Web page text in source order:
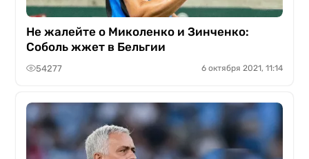
Не жалейте о Миколенко и Зинченко:
Соболь жжет в Бельгии
54277 6 октября 2021, 11:14